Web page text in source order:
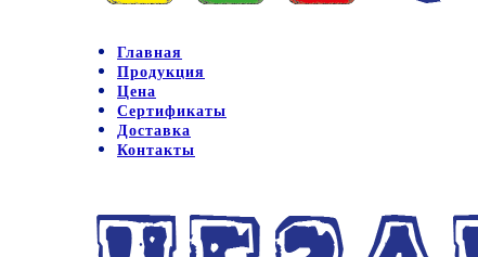
Главная
Продукция
Цена
Сертификаты
Доставка
Контакты